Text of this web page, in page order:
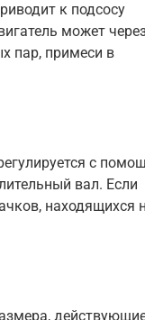
к подсосу
может
пар, примеси в
с
вал. Если
находящихся